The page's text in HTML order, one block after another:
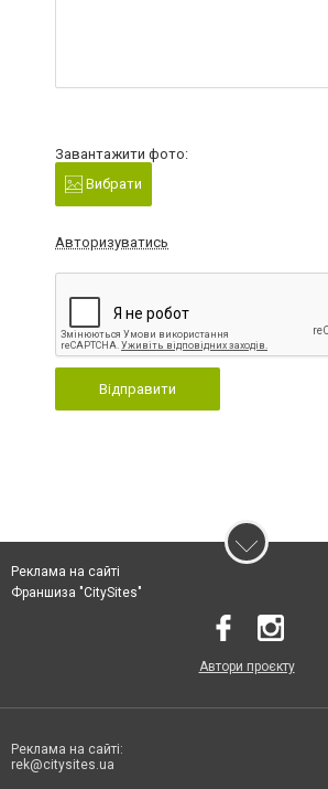
Завантажити фото:
Вибрати
Авторизуватись
Відправити
Реклама на сайті
Франшиза "CitySites"
Автори проєкту
Реклама на сайті:
rek@citysites.ua